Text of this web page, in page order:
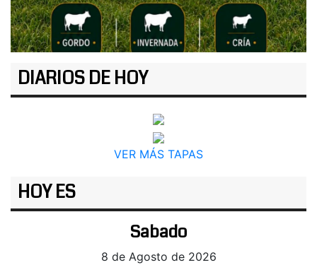
DIARIOS DE HOY
VER MÁS TAPAS
HOY ES
Sabado
8 de Agosto de 2026